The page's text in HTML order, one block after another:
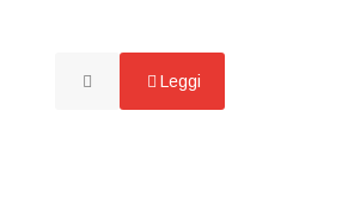
Leggi